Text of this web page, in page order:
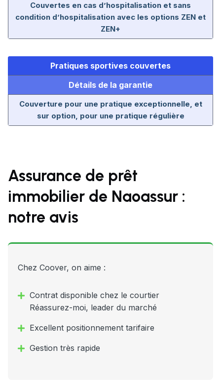
Couvertes en cas d’hospitalisation et sans
condition d’hospitalisation avec les options ZEN et
ZEN+
Pratiques sportives couvertes
Détails de la garantie
Couverture pour une pratique exceptionnelle, et
sur option, pour une pratique régulière
Assurance de prêt
immobilier de Naoassur :
notre avis
Chez Coover, on aime :
Contrat disponible chez le courtier
Réassurez-moi, leader du marché
Excellent positionnement tarifaire
Gestion très rapide